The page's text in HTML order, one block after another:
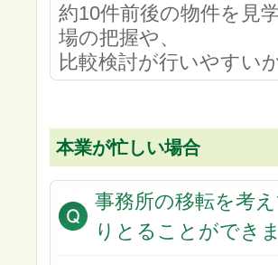
約10件前後の物件を見
場の把握や、
比較検討が行いやすい
本業が忙しい場合
事務所の移転を考
りとることができ